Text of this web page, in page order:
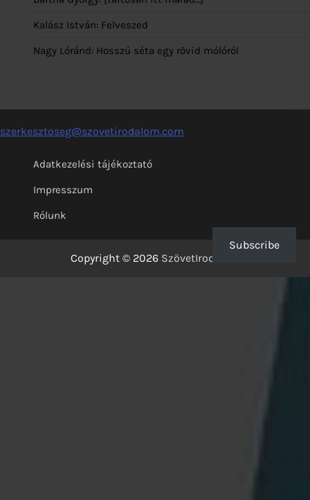
Kalász István: Felveszed
Nagy Lóránd: Hosszú séta egy rövid mólóról
szerkesztoseg@szovetirodalom.com
Adatkezelési tájékoztató
Impresszum
Rólunk
Copyright © 2026 SzövetIrodalom
Subscribe